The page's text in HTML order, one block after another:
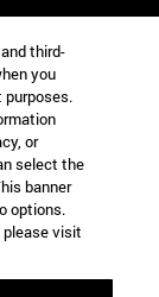
third-
you
purposes.
or
select the
banner
options.
please visit